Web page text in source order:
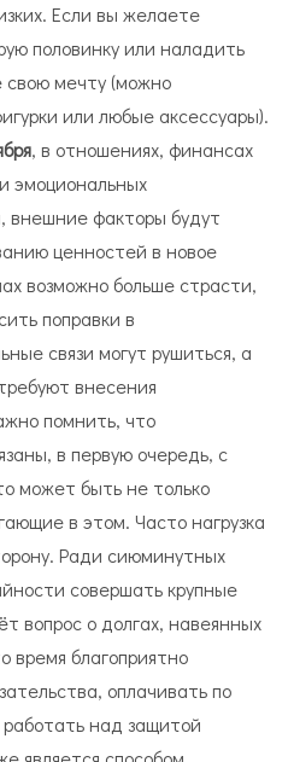
Если вы желаете
половинку или наладить
свою мечту (можно
или любые аксессуары).
, в отношениях, финансах
эмоциональных
внешние факторы будут
ценностей в новое
возможно больше страсти,
поправки в
связи могут рушиться, а
внесения
помнить, что
в первую очередь, с
может быть не только
в этом. Часто нагрузка
Ради сиюминутных
совершать крупные
вопрос о долгах, навеянных
благоприятно
оплачивать по
над защитой